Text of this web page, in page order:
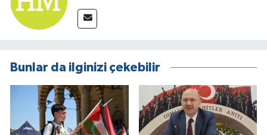
Bunlar da ilginizi çekebilir